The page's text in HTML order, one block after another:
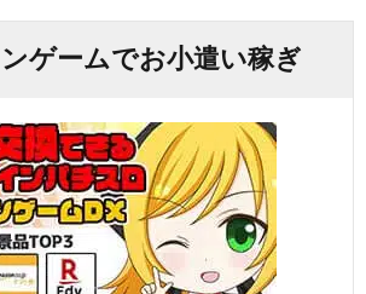
ゲームでお小遣い稼ぎ